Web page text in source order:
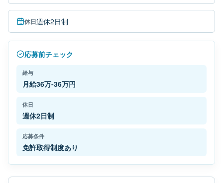
休日週休2日制
応募前チェック
給与
月給36万-36万円
休日
週休2日制
応募条件
免許取得制度あり